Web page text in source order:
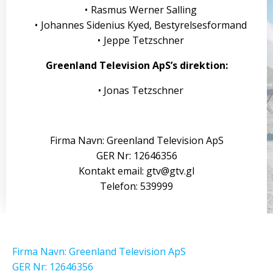
Rasmus Werner Salling
Johannes Sidenius Kyed, Bestyrelsesformand
Jeppe Tetzschner
Greenland Television ApS’s direktion:
Jonas Tetzschner
Firma Navn: Greenland Television ApS
GER Nr: 12646356
Kontakt email: gtv@gtv.gl
Telefon: 539999
Firma Navn: Greenland Television ApS
GER Nr: 12646356